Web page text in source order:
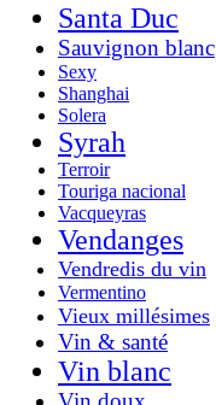
Santa Duc
Sauvignon blanc
Sexy
Shanghai
Solera
Syrah
Terroir
Touriga nacional
Vacqueyras
Vendanges
Vendredis du vin
Vermentino
Vieux millésimes
Vin & santé
Vin blanc